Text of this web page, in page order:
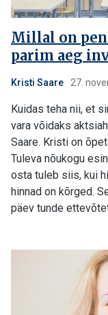
Millal on
parim aeg
Kristi Saare 27.
Kuidas teha nii, et
vara võidaks
Saare. Kristi on
Tuleva nõukogu
osta tuleb siis, kui
hinnad on kõrged.
päev tunde